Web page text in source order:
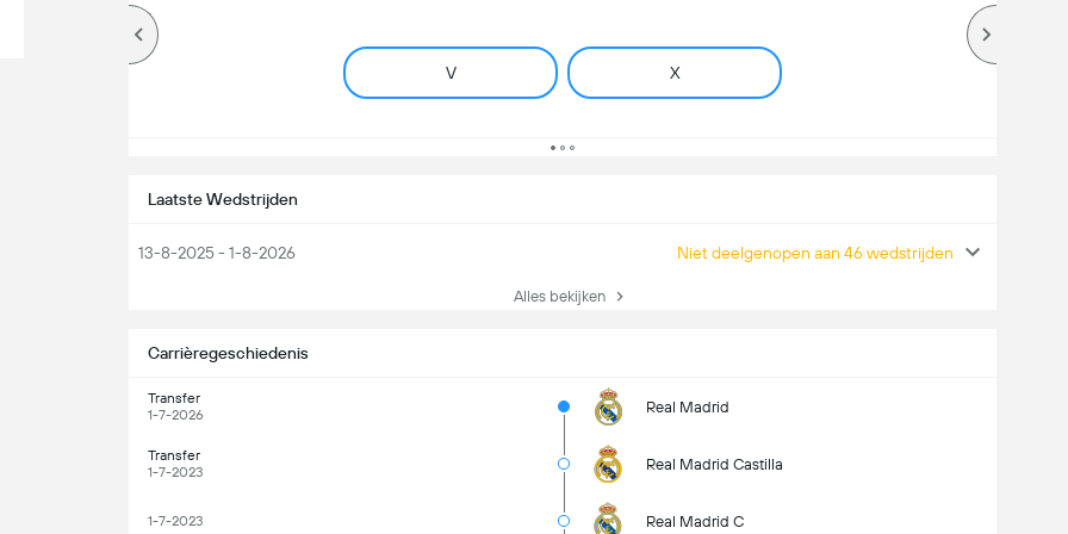
V X
Laatste Wedstrijden
13-8-2025 - 1-8-2026 Niet deelgenopen aan 46 wedstrijden
Alles bekijken
Carrièregeschiedenis
Transfer
1-7-2026
Real Madrid
Transfer
1-7-2023
Real Madrid Castilla
1-7-2023 Real Madrid C